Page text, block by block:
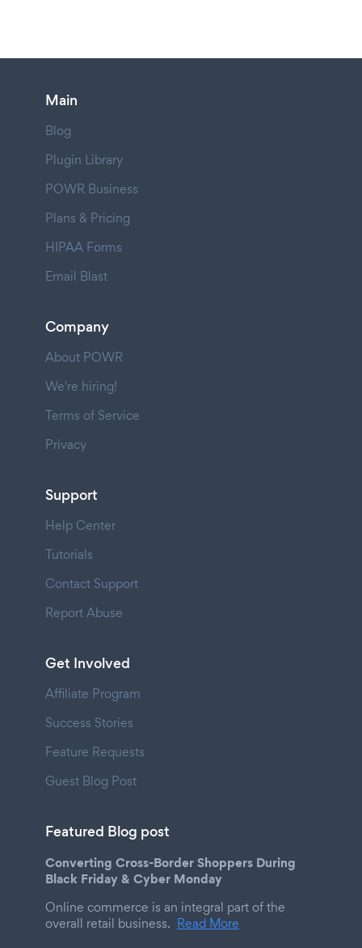
Main
Blog
Plugin Library
POWR Business
Plans & Pricing
HIPAA Forms
Email Blast
Company
About POWR
We're hiring!
Terms of Service
Privacy
Support
Help Center
Tutorials
Contact Support
Report Abuse
Get Involved
Affiliate Program
Success Stories
Feature Requests
Guest Blog Post
Featured Blog post
Converting Cross-Border Shoppers During
Black Friday & Cyber Monday
Online commerce is an integral part of the
overall retail business. Read More